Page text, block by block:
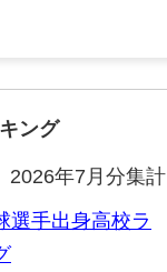
ング
2026年7月分集計
選手出身高校ラ